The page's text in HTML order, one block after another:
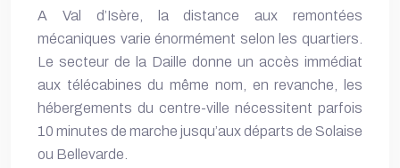
A Val d’Isère, la distance aux remontées
mécaniques varie énormément selon les quartiers.
Le secteur de la Daille donne un accès immédiat
aux télécabines du même nom, en revanche, les
hébergements du centre-ville nécessitent parfois
10 minutes de marche jusqu’aux départs de Solaise
ou Bellevarde.